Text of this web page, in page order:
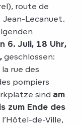
route de
Jean-Lecanuet.
6. Juli, 18 Uhr,
geschlossen:
rue des
pompiers
sind am
zum Ende des
de-Ville,